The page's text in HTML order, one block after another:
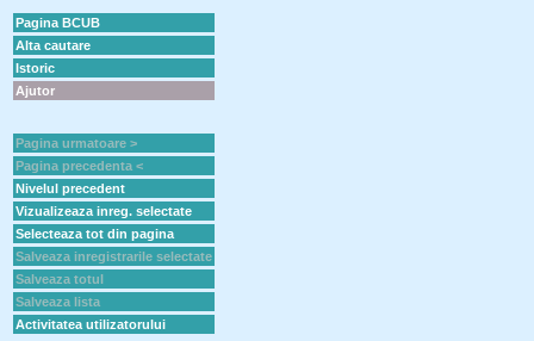
Pagina BCUB
Alta cautare
Istoric
Ajutor
Pagina urmatoare >
Pagina precedenta <
Nivelul precedent
Vizualizeaza inreg. selectate
Selecteaza tot din pagina
Salveaza inregistrarile selectate
Salveaza totul
Salveaza lista
Activitatea utilizatorului